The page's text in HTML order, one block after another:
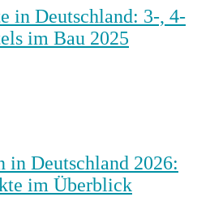
in Deutschland: 3-, 4-
im Bau 2025
in Deutschland 2026:
im Überblick